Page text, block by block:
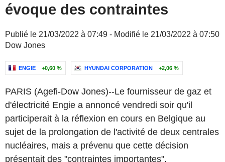
évoque des contraintes
Publié le 21/03/2022 à 07:49 - Modifié le 21/03/2022 à 07:50
Dow Jones
ENGIE +0,60 % HYUNDAI CORPORATION +2,06 %
PARIS (Agefi-Dow Jones)--Le fournisseur de gaz et
d'électricité Engie a annoncé vendredi soir qu'il
participerait à la réflexion en cours en Belgique au
sujet de la prolongation de l'activité de deux centrales
nucléaires, mais a prévenu que cette décision
présentait des "contraintes importantes".